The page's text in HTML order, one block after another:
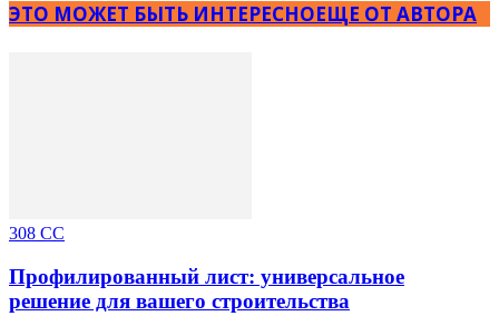
ЭТО МОЖЕТ БЫТЬ ИНТЕРЕСНОЕЩЕ ОТ АВТОРА
308 CC
Профилированный лист: универсальное
решение для вашего строительства